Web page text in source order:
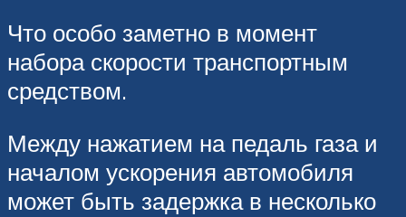
Что особо заметно в момент
набора скорости транспортным
средством.
Между нажатием на педаль газа и
началом ускорения автомобиля
может быть задержка в несколько